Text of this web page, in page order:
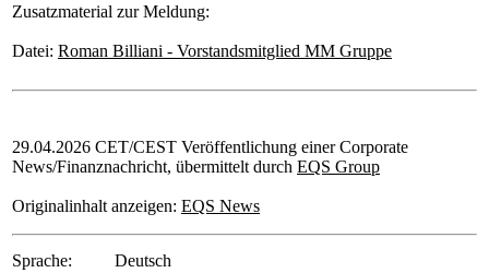
Zusatzmaterial zur Meldung:
Datei: Roman Billiani - Vorstandsmitglied MM Gruppe
29.04.2026 CET/CEST Veröffentlichung einer Corporate
News/Finanznachricht, übermittelt durch EQS Group
Originalinhalt anzeigen: EQS News
Sprache:
Deutsch